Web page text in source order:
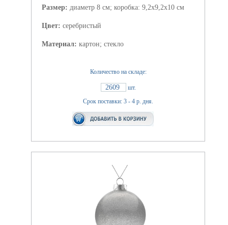
Размер: диаметр 8 см; коробка: 9,2х9,2х10 см
Цвет: серебристый
Материал: картон; стекло
Количество на складе:
2609
шт.
Срок поставки: 3 - 4 р. дня.